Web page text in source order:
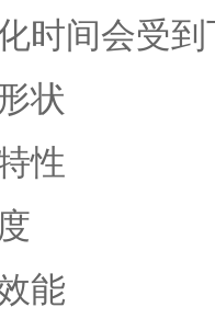
时间会受
状
性
能